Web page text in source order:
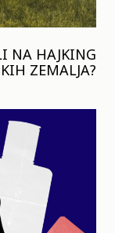
NA HAJKING
ZEMALJA?